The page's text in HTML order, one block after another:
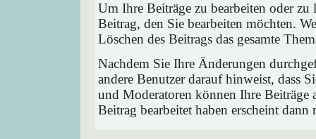
Um Ihre Beiträge zu bearbeiten oder
Beitrag, den Sie bearbeiten möchten.
Löschen des Beitrags das gesamte
Nachdem Sie Ihre Änderungen
andere Benutzer darauf hinweist, dass
und Moderatoren können Ihre Beiträge
Beitrag bearbeitet haben erscheint